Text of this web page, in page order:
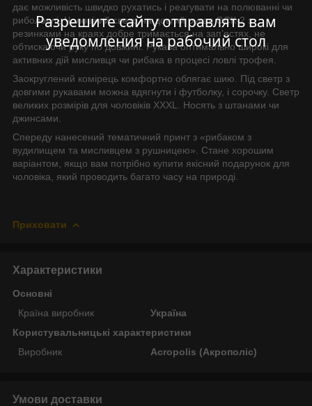
Разрешите сайту отправлять вам
уведомления на рабочий стол
дає можливість швидко рухатись і реагувати на полюванні чи
риболовлі. Чоловічий светр на довгий рукав ОСК-2 з
резинками на краях добре тримається на зап’ястях, не
обтискаючи руку по довжині. Рукава оптимально широкі для
активних дій мисливця чи рибака в процесі ловлі трофея.
Заокруглений комірець комфортно облягає шию. Під светр з
довгими рукавами можна вдягнути і футболку, і сорочку. Светр
великих розмірів для чоловіків XXXL. Носять з штанами чи
джинсами.
Спереду нанесений тематичний принт з «рибаком з
вудилищем та мисливцем з рушницею». Стане хорошим
варіантом, якщо вам потрібно купити якісний подарунок для
чоловіка, який проводить багато часу на природі.
Приховати
Характеристики
Основні
Країна виробник
Україна
Користувальницькі характеристики
Виробник
Acropolis (Акрополіс)
Умови доставки